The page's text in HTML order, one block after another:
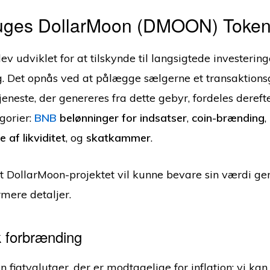
DollarMoon (DMOON)
udviklet for at tilskynde til langsigtede
Det opnås ved at pålægge sælgerne et
der genereres fra dette gebyr, fordeles
BNB belønninger for indsatser, coin-brænding,
af likviditet, og skatkammer.
DollarMoon-projektet vil kunne bevare sin værdi
detaljer.
forbrænding